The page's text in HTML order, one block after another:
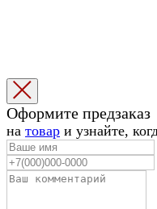
Корзина
1
|
Оформите предзаказ
на товар и узнайте,